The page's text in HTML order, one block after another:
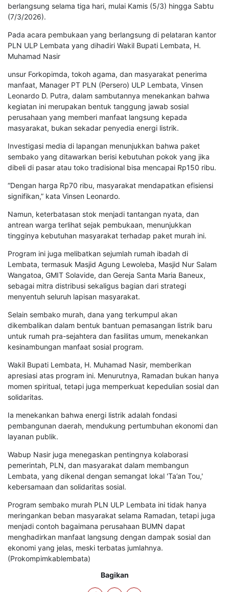
berlangsung selama tiga hari, mulai Kamis (5/3) hingga Sabtu
(7/3/2026).
Pada acara pembukaan yang berlangsung di pelataran kantor
PLN ULP Lembata yang dihadiri Wakil Bupati Lembata, H.
Muhamad Nasir
unsur Forkopimda, tokoh agama, dan masyarakat penerima
manfaat, Manager PT PLN (Persero) ULP Lembata, Vinsen
Leonardo D. Putra, dalam sambutannya menekankan bahwa
kegiatan ini merupakan bentuk tanggung jawab sosial
perusahaan yang memberi manfaat langsung kepada
masyarakat, bukan sekadar penyedia energi listrik.
Investigasi media di lapangan menunjukkan bahwa paket
sembako yang ditawarkan berisi kebutuhan pokok yang jika
dibeli di pasar atau toko tradisional bisa mencapai Rp150 ribu.
“Dengan harga Rp70 ribu, masyarakat mendapatkan efisiensi
signifikan,” kata Vinsen Leonardo.
Namun, keterbatasan stok menjadi tantangan nyata, dan
antrean warga terlihat sejak pembukaan, menunjukkan
tingginya kebutuhan masyarakat terhadap paket murah ini.
Program ini juga melibatkan sejumlah rumah ibadah di
Lembata, termasuk Masjid Agung Lewoleba, Masjid Nur Salam
Wangatoa, GMIT Solavide, dan Gereja Santa Maria Baneux,
sebagai mitra distribusi sekaligus bagian dari strategi
menyentuh seluruh lapisan masyarakat.
Selain sembako murah, dana yang terkumpul akan
dikembalikan dalam bentuk bantuan pemasangan listrik baru
untuk rumah pra-sejahtera dan fasilitas umum, menekankan
kesinambungan manfaat sosial program.
Wakil Bupati Lembata, H. Muhamad Nasir, memberikan
apresiasi atas program ini. Menurutnya, Ramadan bukan hanya
momen spiritual, tetapi juga memperkuat kepedulian sosial dan
solidaritas.
Ia menekankan bahwa energi listrik adalah fondasi
pembangunan daerah, mendukung pertumbuhan ekonomi dan
layanan publik.
Wabup Nasir juga menegaskan pentingnya kolaborasi
pemerintah, PLN, dan masyarakat dalam membangun
Lembata, yang dikenal dengan semangat lokal 'Ta’an Tou,'
kebersamaan dan solidaritas sosial.
Program sembako murah PLN ULP Lembata ini tidak hanya
meringankan beban masyarakat selama Ramadan, tetapi juga
menjadi contoh bagaimana perusahaan BUMN dapat
menghadirkan manfaat langsung dengan dampak sosial dan
ekonomi yang jelas, meski terbatas jumlahnya.
(Prokompimkablembata)
Bagikan